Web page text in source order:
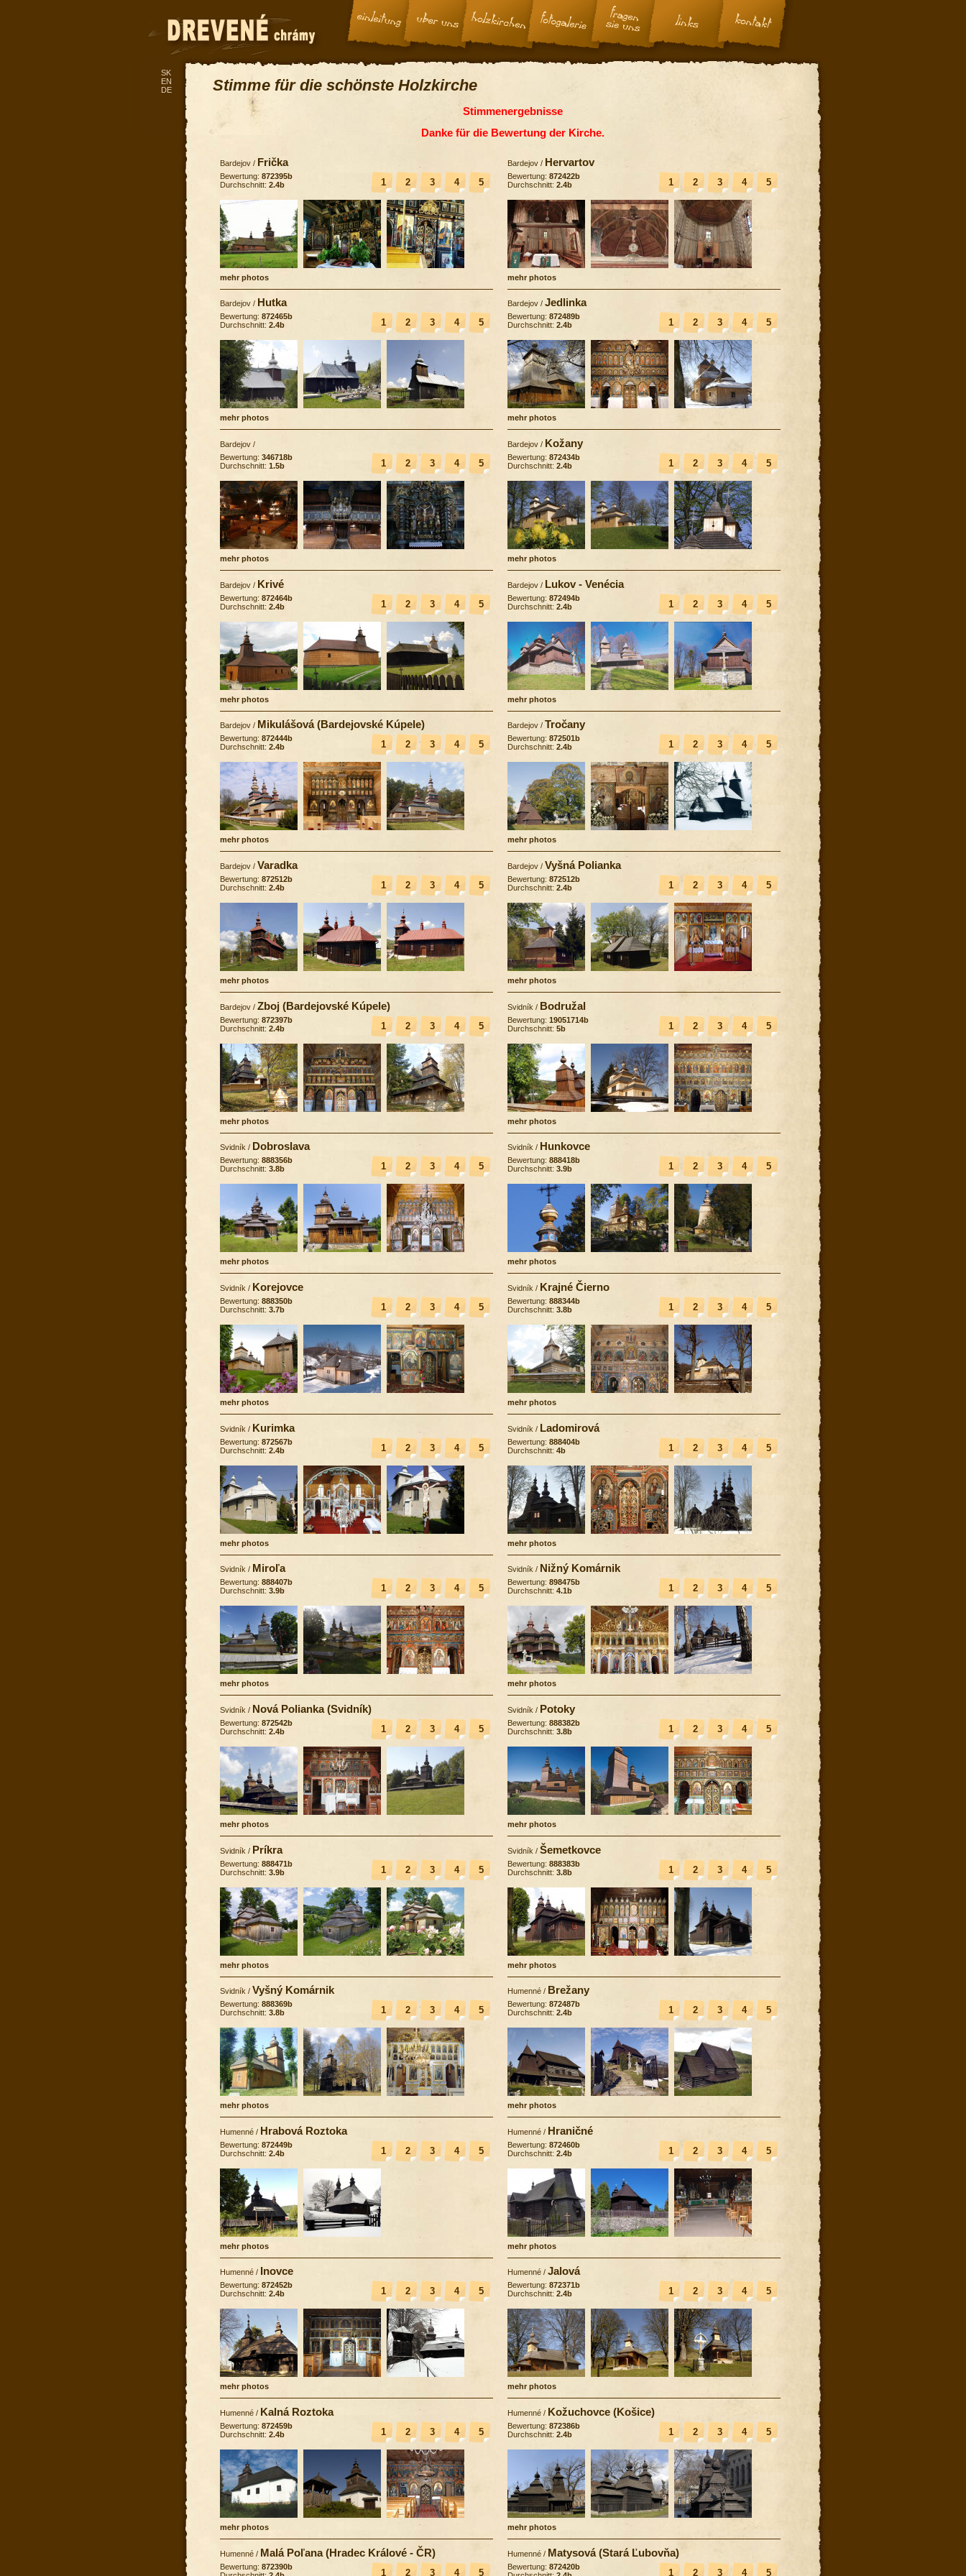
Stimme für die schönste Holzkirche
Stimmenergebnisse
Danke für die Bewertung der Kirche.
Bardejov / Frička
1 2 3 4 5
Bewertung: 872395b
Durchschnitt: 2.4b
mehr photos
Bardejov / Hervartov
1 2 3 4 5
Bewertung: 872422b
Durchschnitt: 2.4b
mehr photos
Bardejov / Hutka
1 2 3 4 5
Bewertung: 872465b
Durchschnitt: 2.4b
mehr photos
Bardejov / Jedlinka
1 2 3 4 5
Bewertung: 872489b
Durchschnitt: 2.4b
mehr photos
Bardejov /
1 2 3 4 5
Bewertung: 346718b
Durchschnitt: 1.5b
mehr photos
Bardejov / Kožany
1 2 3 4 5
Bewertung: 872434b
Durchschnitt: 2.4b
mehr photos
Bardejov / Krivé
1 2 3 4 5
Bewertung: 872464b
Durchschnitt: 2.4b
mehr photos
Bardejov / Lukov - Venécia
1 2 3 4 5
Bewertung: 872494b
Durchschnitt: 2.4b
mehr photos
Bardejov / Mikulášová (Bardejovské Kúpele)
1 2 3 4 5
Bewertung: 872444b
Durchschnitt: 2.4b
mehr photos
Bardejov / Tročany
1 2 3 4 5
Bewertung: 872501b
Durchschnitt: 2.4b
mehr photos
Bardejov / Varadka
1 2 3 4 5
Bewertung: 872512b
Durchschnitt: 2.4b
mehr photos
Bardejov / Vyšná Polianka
1 2 3 4 5
Bewertung: 872512b
Durchschnitt: 2.4b
mehr photos
Bardejov / Zboj (Bardejovské Kúpele)
1 2 3 4 5
Bewertung: 872397b
Durchschnitt: 2.4b
mehr photos
Svidník / Bodružal
1 2 3 4 5
Bewertung: 19051714b
Durchschnitt: 5b
mehr photos
Svidník / Dobroslava
1 2 3 4 5
Bewertung: 888356b
Durchschnitt: 3.8b
mehr photos
Svidník / Hunkovce
1 2 3 4 5
Bewertung: 888418b
Durchschnitt: 3.9b
mehr photos
Svidník / Korejovce
1 2 3 4 5
Bewertung: 888350b
Durchschnitt: 3.7b
mehr photos
Svidník / Krajné Čierno
1 2 3 4 5
Bewertung: 888344b
Durchschnitt: 3.8b
mehr photos
Svidník / Kurimka
1 2 3 4 5
Bewertung: 872567b
Durchschnitt: 2.4b
mehr photos
Svidník / Ladomirová
1 2 3 4 5
Bewertung: 888404b
Durchschnitt: 4b
mehr photos
Svidník / Miroľa
1 2 3 4 5
Bewertung: 888407b
Durchschnitt: 3.9b
mehr photos
Svidník / Nižný Komárnik
1 2 3 4 5
Bewertung: 898475b
Durchschnitt: 4.1b
mehr photos
Svidník / Nová Polianka (Svidník)
1 2 3 4 5
Bewertung: 872542b
Durchschnitt: 2.4b
mehr photos
Svidník / Potoky
1 2 3 4 5
Bewertung: 888382b
Durchschnitt: 3.8b
mehr photos
Svidník / Príkra
1 2 3 4 5
Bewertung: 888471b
Durchschnitt: 3.9b
mehr photos
Svidník / Šemetkovce
1 2 3 4 5
Bewertung: 888383b
Durchschnitt: 3.8b
mehr photos
Svidník / Vyšný Komárnik
1 2 3 4 5
Bewertung: 888369b
Durchschnitt: 3.8b
mehr photos
Humenné / Brežany
1 2 3 4 5
Bewertung: 872487b
Durchschnitt: 2.4b
mehr photos
Humenné / Hrabová Roztoka
1 2 3 4 5
Bewertung: 872449b
Durchschnitt: 2.4b
mehr photos
Humenné / Hraničné
1 2 3 4 5
Bewertung: 872460b
Durchschnitt: 2.4b
mehr photos
Humenné / Inovce
1 2 3 4 5
Bewertung: 872452b
Durchschnitt: 2.4b
mehr photos
Humenné / Jalová
1 2 3 4 5
Bewertung: 872371b
Durchschnitt: 2.4b
mehr photos
Humenné / Kalná Roztoka
1 2 3 4 5
Bewertung: 872459b
Durchschnitt: 2.4b
mehr photos
Humenné / Kožuchovce (Košice)
1 2 3 4 5
Bewertung: 872386b
Durchschnitt: 2.4b
mehr photos
Humenné / Malá Poľana (Hradec Králové - ČR)
1 2 3 4 5
Bewertung: 872390b
Humenné / Matysová (Stará Ľubovňa)
1 2 3 4 5
Bewertung: 872420b
SK
EN
DE